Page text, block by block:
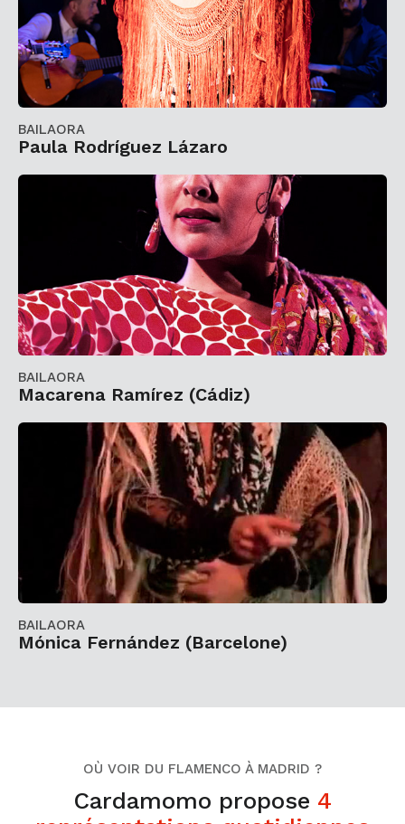
BAILAORA
Paula Rodríguez Lázaro
BAILAORA
Macarena Ramírez (Cádiz)
BAILAORA
Mónica Fernández (Barcelone)
OÙ VOIR DU FLAMENCO À MADRID ?
Cardamomo propose 4